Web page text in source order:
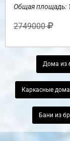
Общая площадь:
2749000
Дома из
Каркасные
Бани из